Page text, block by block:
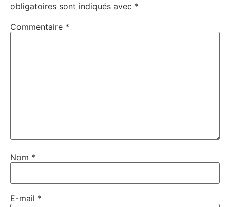
obligatoires sont indiqués avec *
Commentaire *
Nom *
E-mail *